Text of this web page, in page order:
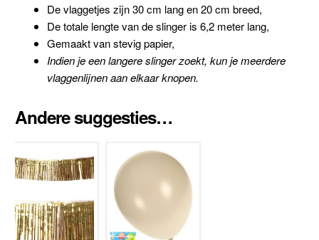
De vlaggetjes zijn 30 cm lang en 20 cm breed,
De totale lengte van de slinger is 6,2 meter lang,
Gemaakt van stevig papier,
Indien je een langere slinger zoekt, kun je meerdere
vlaggenlijnen aan elkaar knopen.
Andere suggesties…